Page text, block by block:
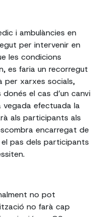
i ambulàncies en
per intervenir en
les condicions
es faria un recorregut
per xarxes socials,
el cas d’un canvi
efectuada la
als participants als
encarregat de
pas dels participants
no pot
no farà cap